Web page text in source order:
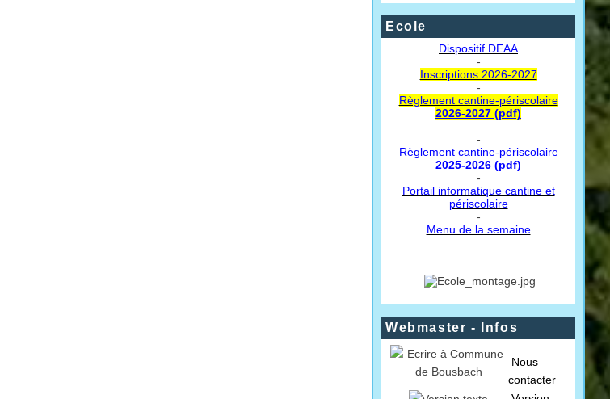
Ecole
Dispositif DEAA
-
Inscriptions 2026-2027
-
Règlement cantine-périscolaire
2026-2027 (pdf)
-
Règlement cantine-périscolaire
2025-2026 (pdf)
-
Portail informatique cantine et
périscolaire
-
Menu de la semaine
Webmaster - Infos
Nous
contacter